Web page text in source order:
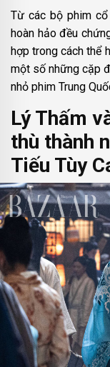
Từ các bộ phim
hoàn hảo đều
hợp trong cách thể
một số những cặp
nhỏ phim Trung
Lý Thấm
thù thành
Tiếu Tùy